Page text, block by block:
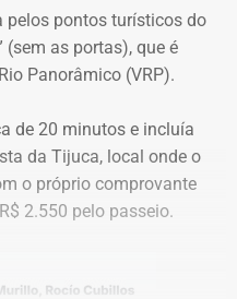
da Concorrência nº
de anulação
é referente a um
a Concorrência SRP nº
distintas, a manutenção
milionária a favor da
LTDA ocorrem
a conduta da Secretaria
da jornalista Adriana
três blocos de
diretos entre os
finais.
por sorteio, e o
pelos pontos turísticos do
(sem as portas), que é
Panorâmico (VRP).
de 20 minutos e incluía
da Tijuca, local onde o
o próprio comprovante
2.550 pelo passeio.